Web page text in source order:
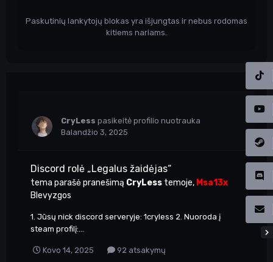
Paskutinių lankytojų blokas yra išjungtas ir nebus rodomas
kitiems nariams.
CryLess pasikeitė profilio nuotrauka
Balandžio 3, 2025
Discord rolė „Legalus žaidėjas“
tema parašė pranešimą CryLess temoje, Msa13x
Blevyzgos
1. Jūsų nick discord serveryje: 1cryless 2. Nuoroda į
steam profilį:...
Kovo 14, 2025 92 atsakymų